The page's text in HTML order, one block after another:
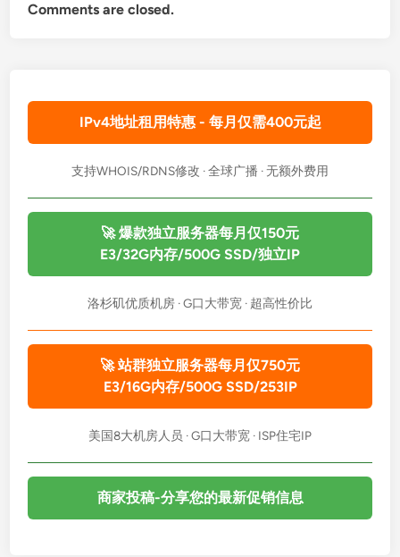
Comments are closed.
IPv4地址租用特惠 - 每月仅需400元起
支持WHOIS/RDNS修改 · 全球广播 · 无额外费用
🚀 爆款独立服务器每月仅150元
E3/32G内存/500G SSD/独立IP
洛杉矶优质机房 · G口大带宽 · 超高性价比
🚀 站群独立服务器每月仅750元
E3/16G内存/500G SSD/253IP
美国8大机房人员 · G口大带宽 · ISP住宅IP
商家投稿-分享您的最新促销信息